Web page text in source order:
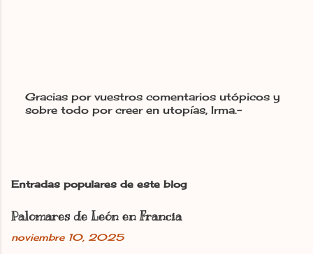
P
a
u
c
Gracias por vuestros comentarios utópicos y
sobre todo por creer en utopías, Irma.-
Entradas populares de este blog
Palomares de León en Francia
noviembre 10, 2025